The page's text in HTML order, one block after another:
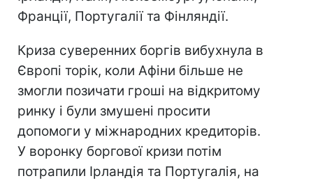
Франції, Португалії та Фінляндії.
Криза суверенних боргів вибухнула в
Європі торік, коли Афіни більше не
змогли позичати гроші на відкритому
ринку і були змушені просити
допомоги у міжнародних кредиторів.
У воронку боргової кризи потім
потрапили Ірландія та Португалія, на